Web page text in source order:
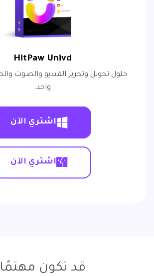
HitPaw Univd
حلول تحويل وتحرير الفيديو والصوت
واحد.
اشتري الآن
اشتري الآن
قد تكون مهتمًا